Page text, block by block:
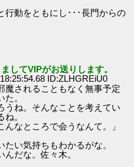
行動をともにし･･･長門からの
してVIPがお送りします。
ID:ZLHGREiU0
魔されることもなく無事予定
。
うね。そんなことを考えてい
。
なところで会うなんて。」
い気持ちもわかるがな。
だな。佐々木。